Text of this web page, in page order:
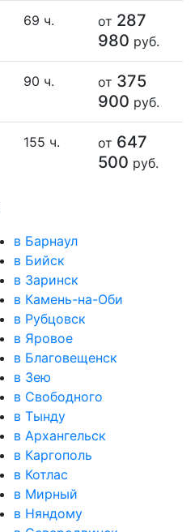
69 ч. от 287
980 руб.
90 ч. от 375
900 руб.
155 ч. от 647
500 руб.
в Барнаул
в Бийск
в Заринск
в Камень-на-Оби
в Рубцовск
в Яровое
в Благовещенск
в Зею
в Свободного
в Тынду
в Архангельск
в Каргополь
в Котлас
в Мирный
в Няндому